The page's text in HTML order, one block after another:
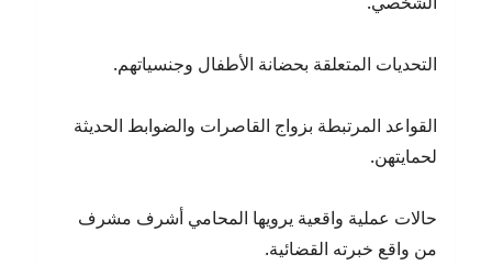
التحديات المتعلقة بحضانة الأطفال وجنسياتهم.
القواعد المرتبطة بزواج القاصرات والضوابط الحديثة
لحمايتهن.
حالات عملية واقعية يرويها المحامي أشرف مشرف
من واقع خبرته القضائية.